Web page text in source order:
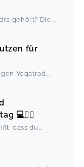
gehört? Die...
für
Yogatrad ...
💻🧘‍♀️
dass du ...